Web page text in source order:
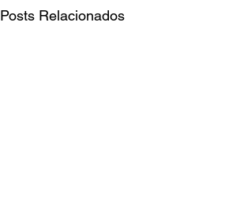
Posts Relacionados